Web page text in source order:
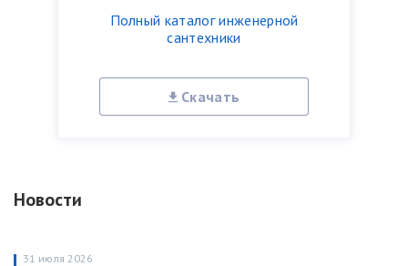
Полный каталог инженерной
сантехники
Скачать
Новости
31 июля 2026